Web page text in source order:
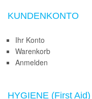
KUNDENKONTO
Ihr Konto
Warenkorb
Anmelden
HYGIENE (First Aid)